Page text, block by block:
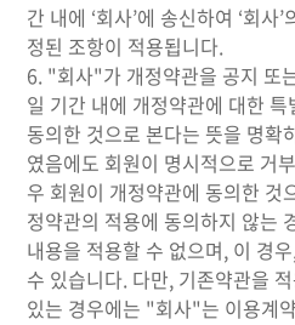
간 내에 ‘회사’에 송신하여 ‘회사
정된 조항이 적용됩니다.
6. "회사"가 개정약관을 공지 또
일 기간 내에 개정약관에 대한
동의한 것으로 본다는 뜻을 명확
였음에도 회원이 명시적으로 거
우 회원이 개정약관에 동의한 것
정약관의 적용에 동의하지 않는
내용을 적용할 수 없으며, 이 경
수 있습니다. 다만, 기존약관을
있는 경우에는 "회사"는 이용계